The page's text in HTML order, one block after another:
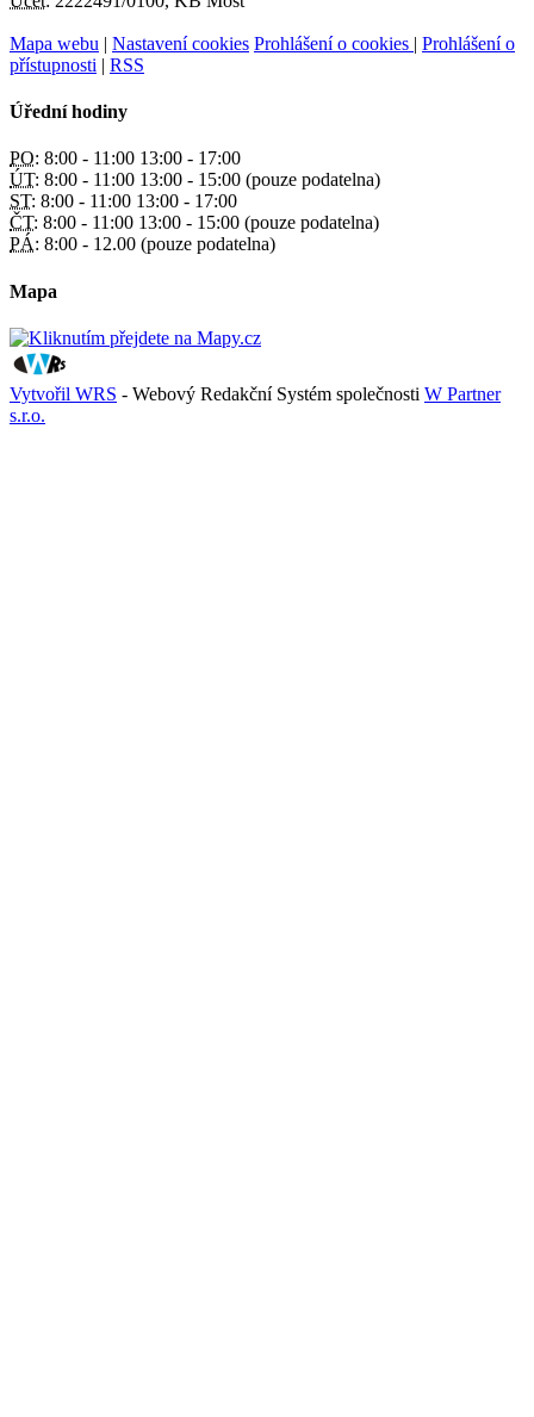
Mapa webu | Nastavení cookies Prohlášení o cookies | Prohlášení o
přístupnosti | RSS
Úřední hodiny
PO: 8:00 - 11:00 13:00 - 17:00
ÚT: 8:00 - 11:00 13:00 - 15:00 (pouze podatelna)
ST: 8:00 - 11:00 13:00 - 17:00
ČT: 8:00 - 11:00 13:00 - 15:00 (pouze podatelna)
PÁ: 8:00 - 12.00 (pouze podatelna)
Mapa
Vytvořil WRS - Webový Redakční Systém společnosti W Partner
s.r.o.